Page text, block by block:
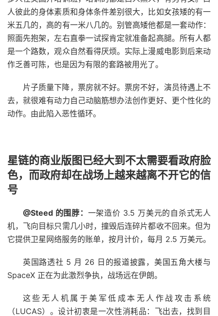
人彼此的身体素质和身体条件差别很大，比如女孩矮的有一
米五几的，高的有一米八几的。别管高矮他都是一套动作：
照面先抱架，左右直拳一试探肯定就准备起高腿。所有人都
是一个路数，观众自然看得厌烦。实际上漫威电影到后来动
作乏善可陈，也是因为有限的套路被用光了。
片子质量下降，票房就不好。票房不好，演员待遇上不
去，就很难有动力自己动脑筋想办法创作更好、更个性化的
动作。由此陷入恶性循环。
星链的商业版图已经大到不太需要看政府脸
色，而政府却在战场上越来越离不开它的信
号
@Steed 的围脖： 一架造价 3.5 万美元的自杀式无人
机，飞向目标只需几小时，撞毁后连碎片都收不回来。但为
它提供卫星网络服务的账单，按月计价，每月 2.5 万美元。
英国路透社 5 月 26 日的报道披露，美国五角大楼与
SpaceX 正在为此激烈争执，战场远在伊朗。
这些无人机属于美军低成本无人作战攻击系统
（LUCAS）。设计初衷是一次性消耗品：飞出去，找到目